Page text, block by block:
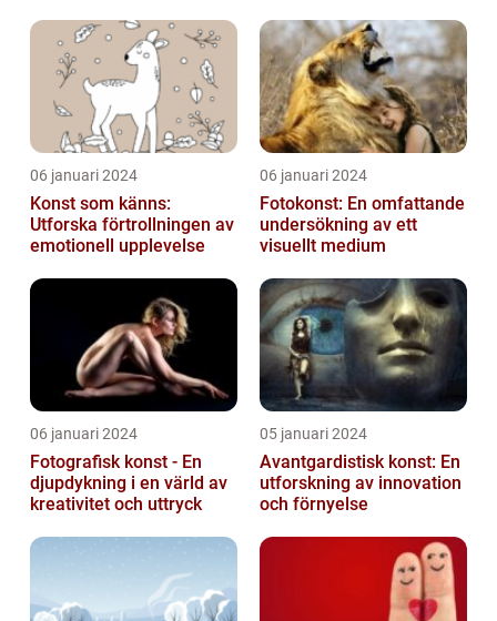
06 januari 2024
Konst som känns:
Utforska förtrollningen av
emotionell upplevelse
06 januari 2024
Fotokonst: En omfattande
undersökning av ett
visuellt medium
06 januari 2024
Fotografisk konst - En
djupdykning i en värld av
kreativitet och uttryck
05 januari 2024
Avantgardistisk konst: En
utforskning av innovation
och förnyelse